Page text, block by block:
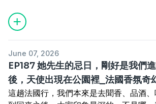
老闆生氣？如果連情緒、金錢、人際關
老天要給你再大的天命，你也沒有餘力
著我們的，到底是誰？那如果高我不常
們走過這些課題？Alice 說，高我其實不
各過各的日子，通常在重大危難、或你呼
現。像Alice的高我，是兩年前她被外星球
時才現身的，因為平常有觀世音菩薩在身
自己的智慧能解決，我不用出現」。有
上天使靈氣連結不到，也是叫喚了高我
二是「碎裂時刻」。當你覺得自己快要
很緊、有種被重擊的感覺，那就是靈魂
見真正的自己。
三是夢境和直覺
傳遞；而那些一閃而過、事後才「啊我怎
覺，其實也是一種提醒。
🚦 卡關，不是懲罰，是靈魂的「剎車系
很多人覺得「別人都很順，就我一直卡
確：保護、勇氣、斷開不對的連結。
Alice分享了一個真實案例：去年有位高
暴躁、不甘願被轉換。後來在觀世音菩薩
下，這個「紫色浩克」被溫柔地送去「別
子的情緒也跟著穩定。斷開，從來不是消
好。
3.拉斐爾｜療癒大師 💚 關鍵字就是「療
🃏 奧修禪卡到底在抽什麼?
它的全名是「奧修禪宗塔羅牌」,一樣是
修把禪宗的理念裝了進去,用西方心理學
塞給你的答案。
Kaya 說,解牌就像跟自己的靈魂對話。當
是來自頭腦、而是來自內在時,會全身起
😮‍💨 最多人抽到的兩張牌:壓力 & 控制
國老師）每次叫大家冥想，Susu 完全看
自己在星際的大海裡，像在搖籃裡晃啊
但身體很誠實。做天使療癒的時候，整
慢慢出現，也因為太好奇，下課後 Susu
查了一件事：天使，到底是什麼時候開
📜 天使，不是現代才被「發明」出來的
從歷史看，人類對天使的理解，早得超
June 07, 2026
EP187 她先生的忌日，剛好是我們
後，天使出現在公園裡_法國香氛奇
這趟法國行，我們本來是去聞香、品酒